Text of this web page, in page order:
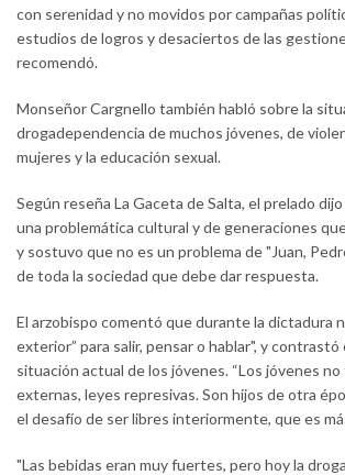
con serenidad y no movidos por campañas
estudios de logros y desaciertos de las
recomendó.
Monseñor Cargnello también habló sobre la
drogadependencia de muchos jóvenes, de
mujeres y la educación sexual.
Según reseña La Gaceta de Salta, el prelado
una problemática cultural y de generaciones
y sostuvo que no es un problema de "Juan,
de toda la sociedad que debe dar respuesta.
El arzobispo comentó que durante la dictadura
exterior” para salir, pensar o hablar", y contrastó
situación actual de los jóvenes. “Los jóvenes
externas, leyes represivas. Son hijos de otra
el desafío de ser libres interiormente, que es
"Las bebidas eran muy fuertes, pero hoy la